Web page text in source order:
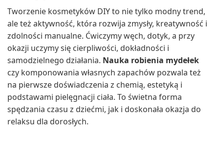
Tworzenie kosmetyków DIY to nie tylko modny trend,
ale też aktywność, która rozwija zmysły, kreatywność i
zdolności manualne. Ćwiczymy węch, dotyk, a przy
okazji uczymy się cierpliwości, dokładności i
samodzielnego działania. Nauka robienia mydełek
czy komponowania własnych zapachów pozwala też
na pierwsze doświadczenia z chemią, estetyką i
podstawami pielęgnacji ciała. To świetna forma
spędzania czasu z dziećmi, jak i doskonała okazja do
relaksu dla dorosłych.